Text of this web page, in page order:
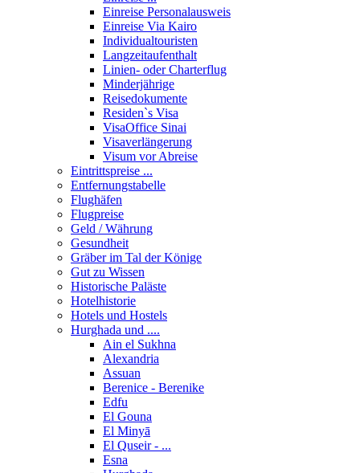
Einreise Personalausweis
Einreise Via Kairo
Individualtouristen
Langzeitaufenthalt
Linien- oder Charterflug
Minderjährige
Reisedokumente
Residen`s Visa
VisaOffice Sinai
Visaverlängerung
Visum vor Abreise
Eintrittspreise ...
Entfernungstabelle
Flughäfen
Flugpreise
Geld / Währung
Gesundheit
Gräber im Tal der Könige
Gut zu Wissen
Historische Paläste
Hotelhistorie
Hotels und Hostels
Hurghada und ....
Ain el Sukhna
Alexandria
Assuan
Berenice - Berenike
Edfu
El Gouna
El Minyā
El Quseir - ...
Esna